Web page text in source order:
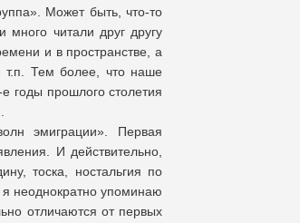
Может быть, что-то
читали друг другу
и в пространстве, а
т.п. Тем более, что наше
прошлого столетия
эмиграции». Первая
И действительно,
тоска, ностальгия по
я неоднократно упоминаю
отличаются от первых